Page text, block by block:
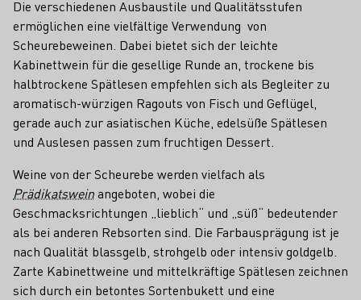
Die verschiedenen Ausbaustile und Qualitätsstufen
ermöglichen eine vielfältige Verwendung von
Scheurebeweinen. Dabei bietet sich der leichte
Kabinettwein für die gesellige Runde an, trockene bis
halbtrockene Spätlesen empfehlen sich als Begleiter zu
aromatisch-würzigen Ragouts von Fisch und Geflügel,
gerade auch zur asiatischen Küche, edelsüße Spätlesen
und Auslesen passen zum fruchtigen Dessert.
Weine von der Scheurebe werden vielfach als
Prädikatsweinangeboten, wobei die
Geschmacksrichtungen „lieblich“ und „süß“ bedeutender
als bei anderen Rebsorten sind. Die Farbausprägung ist je
nach Qualität blassgelb, strohgelb oder intensiv goldgelb.
Zarte Kabinettweine und mittelkräftige Spätlesen zeichnen
sich durch ein betontes Sortenbukett und eine